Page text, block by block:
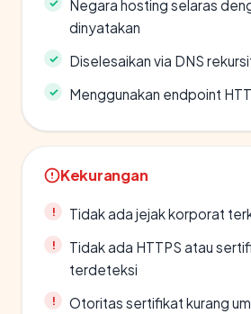
Negara hosting selaras
dinyatakan
Diselesaikan via DNS
Menggunakan endpoint
Kekurangan
Tidak ada jejak korporat
Tidak ada HTTPS atau
terdeteksi
Otoritas sertifikat kurang